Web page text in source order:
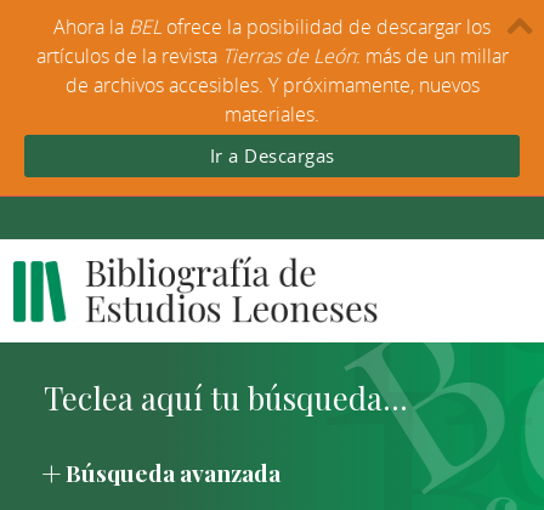
Búsqueda avanzada
Ahora la BEL ofrece la posibilidad de descargar los
artículos de la revista Tierras de León: más de un millar
de archivos accesibles. Y próximamente, nuevos
materiales.
Ir a Descargas